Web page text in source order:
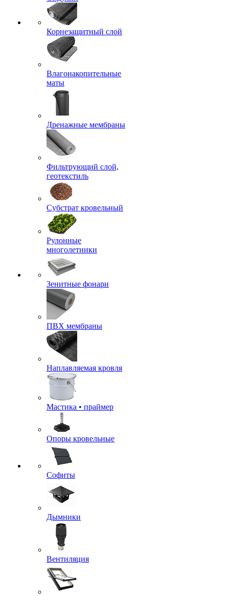
Корнезащитный слой
Влагонакопительные
маты
Дренажные мембраны
Фильтрующий слой,
геотекстиль
Субстрат кровельный
Рулонные
многолетники
Зенитные фонари
ПВХ мембраны
Наплавляемая кровля
Мастика • праймер
Опоры кровельные
Софиты
Дымники
Вентиляция